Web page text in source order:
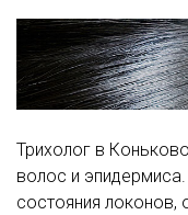
Трихолог в
волос и
состояния локонов,